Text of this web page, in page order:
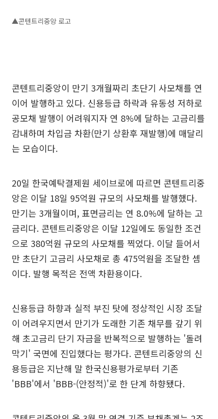
▲콘텐트리중앙 로고
콘텐트리중앙이 만기 3개월짜리 초단기 사모채를 연
이어 발행하고 있다. 신용등급 하락과 유동성 저하로
공모채 발행이 어려워지자 연 8%에 달하는 고금리를
감내하며 차입금 차환(만기 상환후 재발행)에 매달리
는 모습이다.
20일 한국예탁결제원 세이브로에 따르면 콘텐트리중
앙은 이달 18일 95억원 규모의 사모채를 발행했다.
만기는 3개월이며, 표면금리는 연 8.0%에 달하는 고
금리다. 콘텐트리중앙은 이달 12일에도 동일한 조건
으로 380억원 규모의 사모채를 찍었다. 이달 들어서
만 초단기 고금리 사모채로 총 475억원을 조달한 셈
이다. 발행 목적은 전액 차환용이다.
신용등급 하향과 실적 부진 탓에 정상적인 시장 조달
이 어려우지면서 만기가 도래한 기존 채무를 갚기 위
해 초고금리 단기 자금을 반복적으로 발행하는 '돌려
막기' 국면에 진입했다는 평가다. 콘텐트리중앙의 신
용등급은 지난해 말 한국신용평가로부터 기존
'BBB'에서 'BBB-(안정적)'로 한 단계 하향됐다.